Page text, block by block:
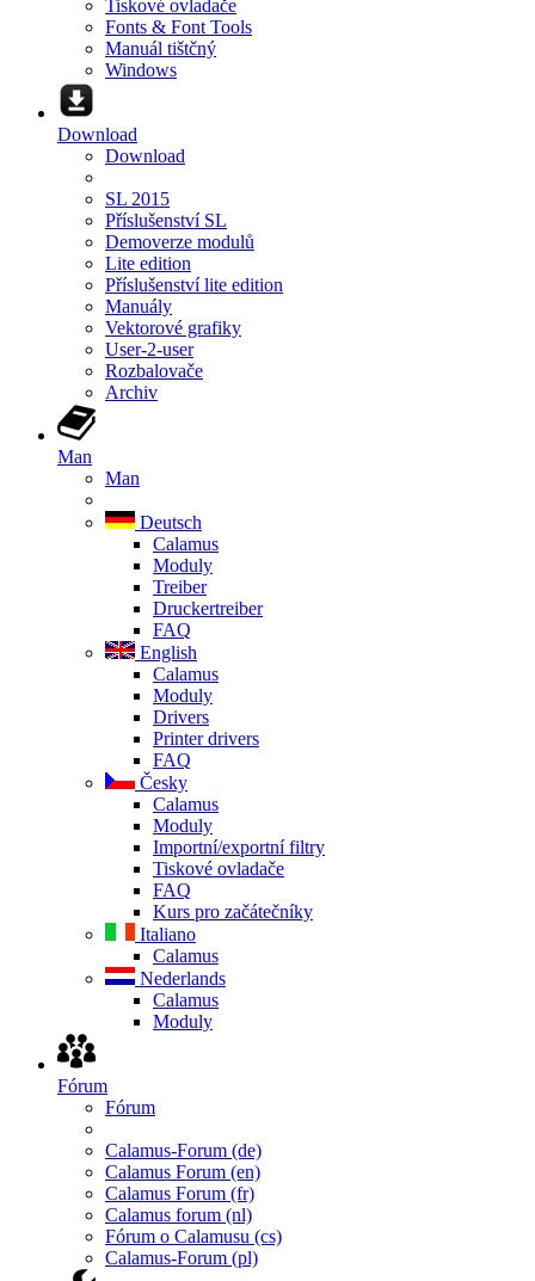
Tiskové ovladače
Fonts & Font Tools
Manuál tištčný
Windows
Download
Download
SL 2015
Příslušenství SL
Demoverze modulů
Lite edition
Příslušenství lite edition
Manuály
Vektorové grafiky
User-2-user
Rozbalovače
Archiv
Man
Man
Deutsch
Calamus
Moduly
Treiber
Druckertreiber
FAQ
English
Calamus
Moduly
Drivers
Printer drivers
FAQ
Česky
Calamus
Moduly
Importní/exportní filtry
Tiskové ovladače
FAQ
Kurs pro začátečníky
Italiano
Calamus
Nederlands
Calamus
Moduly
Fórum
Fórum
Calamus-Forum (de)
Calamus Forum (en)
Calamus Forum (fr)
Calamus forum (nl)
Fórum o Calamusu (cs)
Calamus-Forum (pl)